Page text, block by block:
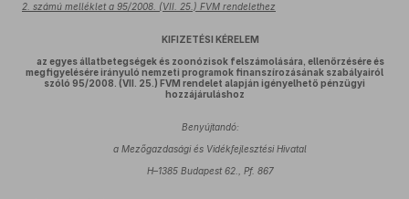
2. számú melléklet a 95/2008. (VII. 25.) FVM rendelethez
KIFIZETÉSI KÉRELEM
az egyes állatbetegségek és zoonózisok felszámolására, ellenőrzésére és
megfigyelésére irányuló nemzeti programok finanszírozásának szabályairól
szóló 95/2008. (VII. 25.) FVM rendelet alapján igényelhető pénzügyi
hozzájáruláshoz
Benyújtandó:
a Mezőgazdasági és Vidékfejlesztési Hivatal
H–1385 Budapest 62., Pf. 867